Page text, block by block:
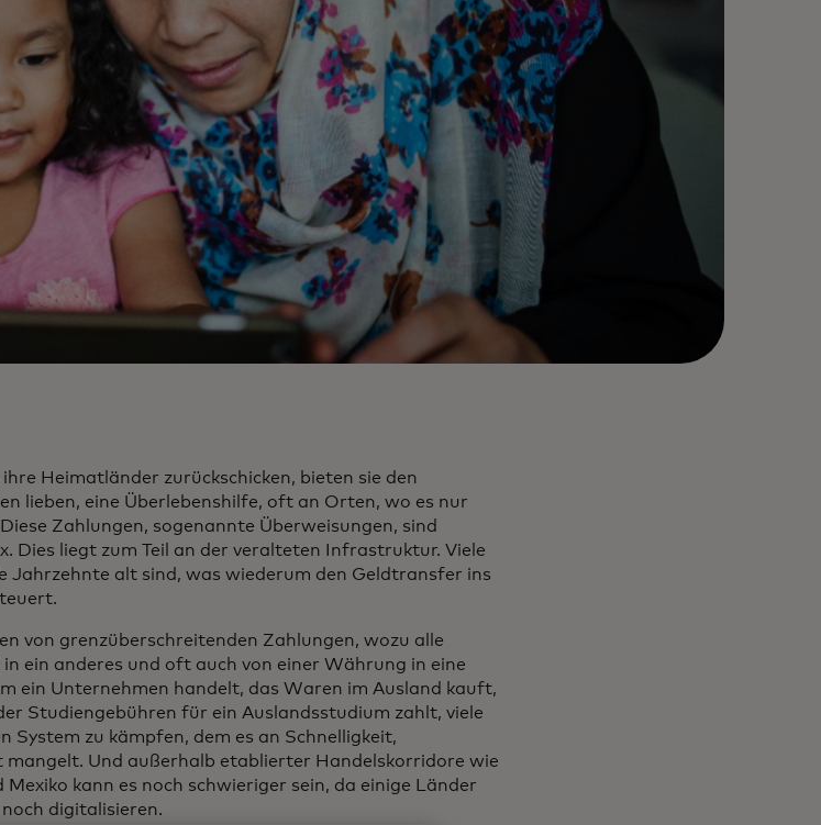
Heimatländer zurückschicken, bieten sie den
lieben, eine Überlebenshilfe, oft an Orten, wo es nur
Zahlungen, sogenannte Überweisungen, sind
Dies liegt zum Teil an der veralteten Infrastruktur. Viele
Jahrzehnte alt sind, was wiederum den Geldtransfer ins
von grenzüberschreitenden Zahlungen, wozu alle
ein anderes und oft auch von einer Währung in eine
ein Unternehmen handelt, das Waren im Ausland kauft,
Studiengebühren für ein Auslandsstudium zahlt, viele
System zu kämpfen, dem es an Schnelligkeit,
mangelt. Und außerhalb etablierter Handelskorridore wie
Mexiko kann es noch schwieriger sein, da einige Länder
digitalisieren.